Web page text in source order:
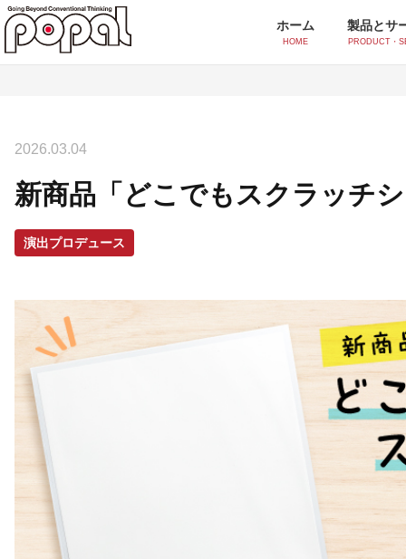
ホーム
HOME
製品とサ
PRODUCT・
ポッティングシール
スクリーンUV印刷
ア
感紫外線印刷(フォトクロミック)
フ
2026.03.04
新商品「どこでもスクラッチ
演出プロデュース